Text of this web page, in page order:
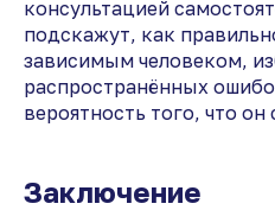
консультацией
подскажут, как
зависимым человеком,
распространённых
вероятность того, что он
Заключение